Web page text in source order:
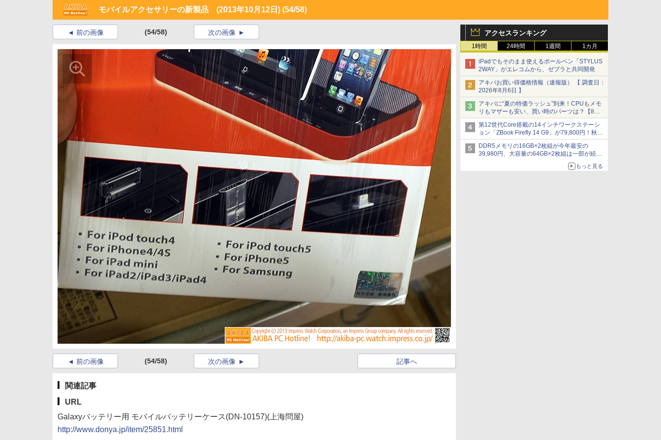
モバイルアクセサリーの新製品 (2013年10月12日) (54/58)
アクセスランキング
1時間 24時間 1週間 1カ月
iPadでもそのまま使えるボールペン「STYLUS
2WAY」がエレコムから、ゼブラと共同開発
アキバお買い得価格情報（速報版） 【 調査日：
2026年8月6日 】
アキバに“夏の特価ラッシュ”到来！CPUもメモ
リもマザーも安い、買い時のパーツは？【8月7
日(金)22時配信】
第12世代Core搭載の14インチワークステーシ
ョン「ZBook Firefly 14 G9」が79,800円！秋葉
原で中古PCセール
DDR5メモリの16GB×2枚組が今年最安の
39,980円、大容量の64GB×2枚組は一部が続騰
もっと見る
前の画像 (54/58) 次の画像
前の画像 (54/58) 記事へ
次の画像
関連記事
URL
Galaxyバッテリー用 モバイルバッテリーケース(DN-10157)(上海問屋)
http://www.donya.jp/item/25851.html